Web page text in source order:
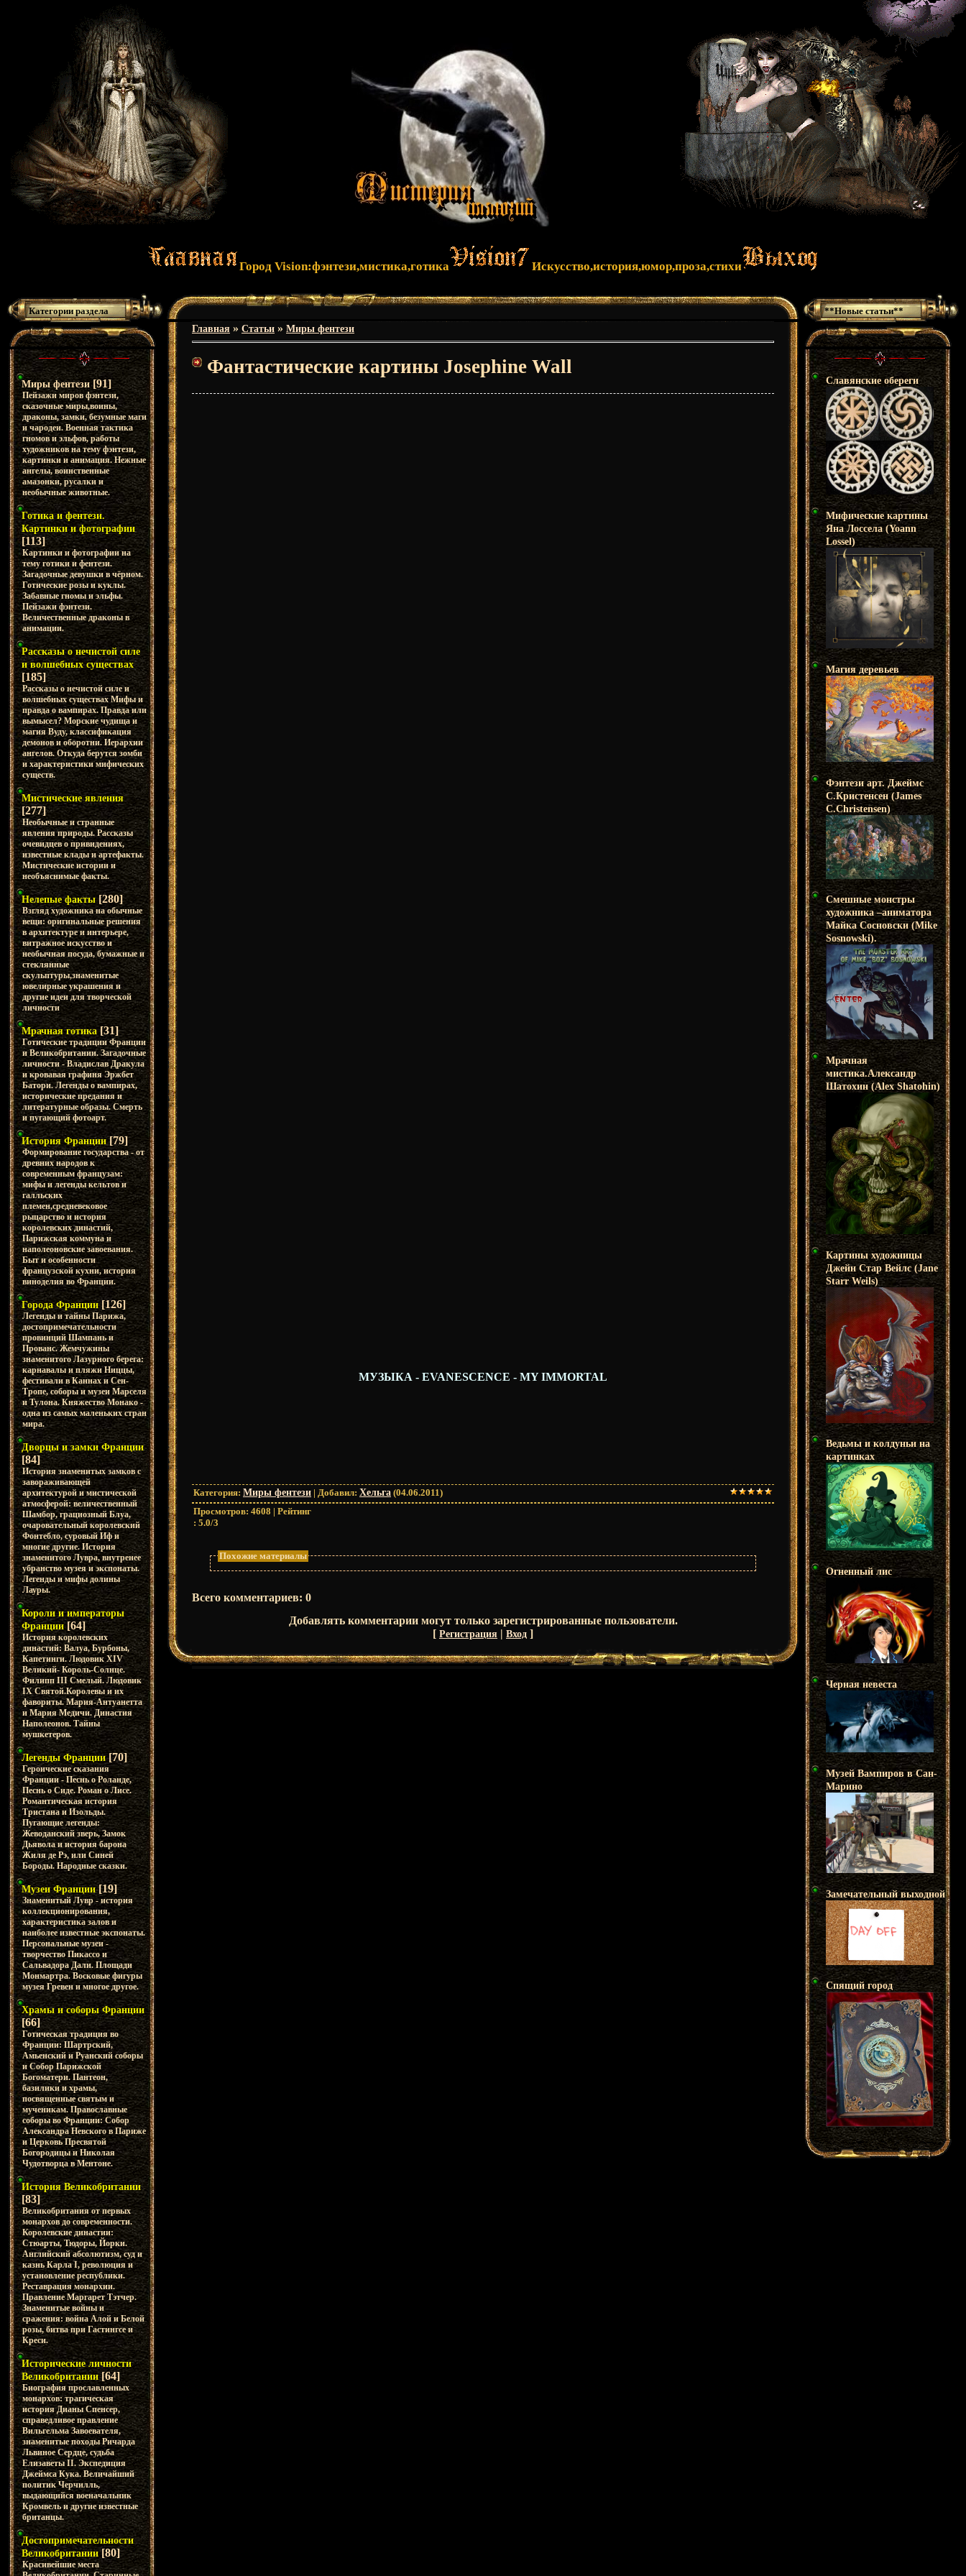
Город Vision:фэнтези,мистика,готика Искусство,история,юмор,проза,стихи
Категории раздела
Миры фентези [91]
Пейзажи миров фэнтези,
сказочные миры,воины,
драконы, замки, безумные маги
и чародеи. Военная тактика
гномов и эльфов, работы
художников на тему фэнтези,
картинки и анимация. Нежные
ангелы, воинственные
амазонки, русалки и
необычные животные.
Готика и фентези.
Картинки и фотографии
[113]
Картинки и фотографии на
тему готики и фентези.
Загадочные девушки в чёрном.
Готические розы и куклы.
Забавные гномы и эльфы.
Пейзажи фэнтези.
Величественные драконы в
анимации.
Рассказы о нечистой силе
и волшебных существах
[185]
Рассказы о нечистой силе и
волшебных существах Мифы и
правда о вампирах. Правда или
вымысел? Морские чудища и
магия Вуду, классификация
демонов и оборотни. Иерархии
ангелов. Откуда берутся зомби
и характеристики мифических
существ.
Мистические явления
[277]
Необычные и странные
явления природы. Рассказы
очевидцев о привидениях,
известные клады и артефакты.
Мистические истории и
необъяснимые факты.
Нелепые факты [280]
Взгляд художника на обычные
вещи: оригинальные решения
в архитектуре и интерьере,
витражное искусство и
необычная посуда, бумажные и
стеклянные
скульптуры,знаменитые
ювелирные украшения и
другие идеи для творческой
личности
Мрачная готика [31]
Готические традиции Франции
и Великобритании. Загадочные
личности - Владислав Дракула
и кровавая графиня Эржбет
Батори. Легенды о вампирах,
исторические предания и
литературные образы. Смерть
и пугающий фотоарт.
История Франции [79]
Формирование государства - от
древних народов к
современным французам:
мифы и легенды кельтов и
галльских
племен,средневековое
рыцарство и история
королевских династий,
Парижская коммуна и
наполеоновские завоевания.
Быт и особенности
французской кухни, история
виноделия во Франции.
Города Франции [126]
Легенды и тайны Парижа,
достопримечательности
провинций Шампань и
Прованс. Жемчужины
знаменитого Лазурного берега:
карнавалы и пляжи Ниццы,
фестивали в Каннах и Сен-
Тропе, соборы и музеи Марселя
и Тулона. Княжество Монако -
одна из самых маленьких стран
мира.
Дворцы и замки Франции
[84]
История знаменитых замков с
завораживающей
архитектурой и мистической
атмосферой: величественный
Шамбор, грациозный Блуа,
очаровательный королевский
Фонтебло, суровый Иф и
многие другие. История
знаменитого Лувра, внутренее
убранство музея и экспонаты.
Легенды и мифы долины
Лауры.
Короли и императоры
Франции [64]
История королевских
династий: Валуа, Бурбоны,
Капетинги. Людовик XIV
Великий- Король-Солнце.
Филипп III Смелый. Людовик
IX Святой.Королевы и их
фавориты. Мария-Антуанетта
и Мария Медичи. Династия
Наполеонов. Тайны
мушкетеров.
Легенды Франции [70]
Героические сказания
Франции - Песнь о Роланде,
Песнь о Сиде. Роман о Лисе.
Романтическая история
Тристана и Изольды.
Пугающие легенды:
Жеводанский зверь, Замок
Дьявола и история барона
Жиля де Рэ, или Синей
Бороды. Народные сказки.
Музеи Франции [19]
Знаменитый Лувр - история
коллекционирования,
характеристика залов и
наиболее известные экспонаты.
Персональные музеи -
творчество Пикассо и
Сальвадора Дали. Площади
Монмартра. Восковые фигуры
музея Гревен и многое другое.
Храмы и соборы Франции
[66]
Готическая традиция во
Франции: Шартрский,
Амьенский и Руанский соборы
и Собор Парижской
Богоматери. Пантеон,
базилики и храмы,
посвященные святым и
мученикам. Православные
соборы во Франции: Собор
Александра Невского в Париже
и Церковь Пресвятой
Богородицы и Николая
Чудотворца в Ментоне.
История Великобритании
[83]
Великобритания от первых
монархов до современности.
Королевские династии:
Стюарты, Тюдоры, Йорки.
Английский абсолютизм, суд и
казнь Карла I, революция и
установление республики.
Реставрация монархии.
Правление Маргарет Тэтчер.
Знаменитые войны и
сражения: война Алой и Белой
розы, битва при Гастингсе и
Креси.
Исторические личности
Великобритании [64]
Биография прославленных
монархов: трагическая
история Дианы Спенсер,
справедливое правление
Вильгельма Завоевателя,
знаменитые походы Ричарда
Львиное Сердце, судьба
Елизаветы II. Экспедиция
Джеймса Кука. Величайший
политик Черчилль,
выдающийся военачальник
Кромвель и другие известные
британцы.
Достопримечательности
Великобритании [80]
Красивейшие места
Главная » Статьи » Миры фентези
Фантастические картины Josephine Wall
МУЗЫКА - EVANESCENCE - MY IMMORTAL
Категория: Миры фентези | Добавил: Хельга (04.06.2011)
Просмотров: 4608 | Рейтинг
: 5.0/3
Похожие материалы
Всего комментариев: 0
Добавлять комментарии могут только зарегистрированные пользователи.
[ Регистрация | Вход ]
**Новые статьи**
Славянские обереги
Мифические картины
Яна Лоссела (Yoann
Lossel)
Магия деревьев
Фэнтези арт. Джеймс
С.Кристенсен (James
C.Christensen)
Смешные монстры
художника –аниматора
Майка Сосновски (Mike
Sosnowski).
Мрачная
мистика.Александр
Шатохин (Alex Shatohin)
Картины художницы
Джейн Стар Вейлс (Jane
Starr Weils)
Ведьмы и колдуньи на
картинках
Огненный лис
Черная невеста
Музей Вампиров в Сан-
Марино
Замечательный выходной
Спящий город